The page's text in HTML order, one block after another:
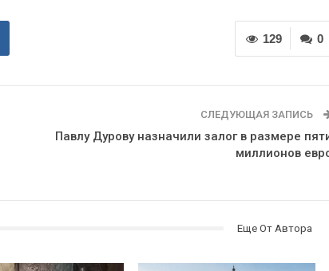
0
129
СЛЕДУЮЩАЯ ЗАПИСЬ
Павлу Дурову назначили залог в размере
миллионов
Еще От Автора